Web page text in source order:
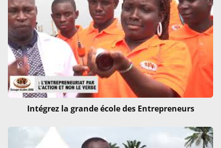
Intégrez la grande école des Entrepreneurs